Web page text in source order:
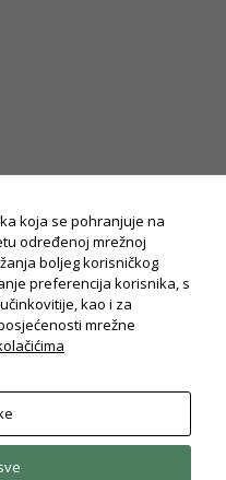
Politika privatnosti
koja se pohranjuje na
određenoj mrežnoj
boljeg korisničkog
preferencija korisnika, s
kao i za
mrežne
Ovi
obavezni
za potpuni
radi i
korisničko
iskustvo
stranica.
statistiku: Na
osnovu